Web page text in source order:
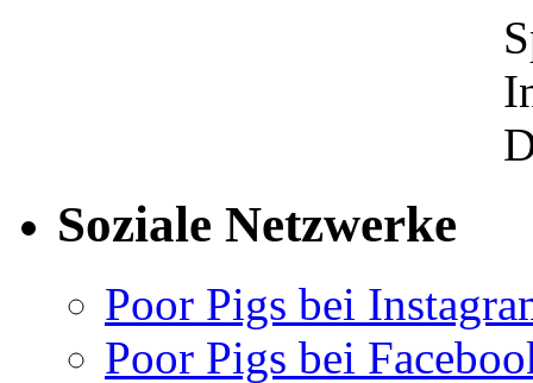
Soziale Netzwerke
Poor Pigs bei
Poor Pigs bei